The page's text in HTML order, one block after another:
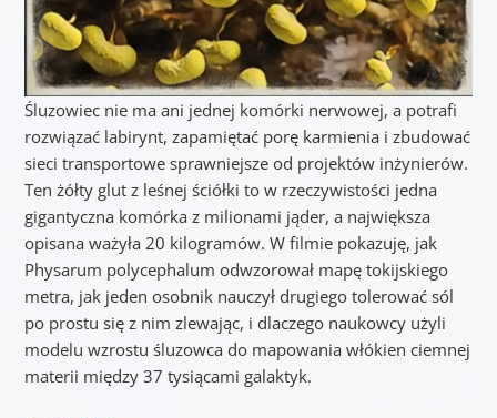
Śluzowiec nie ma ani jednej komórki nerwowej, a potrafi
rozwiązać labirynt, zapamiętać porę karmienia i zbudować
sieci transportowe sprawniejsze od projektów inżynierów.
Ten żółty glut z leśnej ściółki to w rzeczywistości jedna
gigantyczna komórka z milionami jąder, a największa
opisana ważyła 20 kilogramów. W filmie pokazuję, jak
Physarum polycephalum odwzorował mapę tokijskiego
metra, jak jeden osobnik nauczył drugiego tolerować sól
po prostu się z nim zlewając, i dlaczego naukowcy użyli
modelu wzrostu śluzowca do mapowania włókien ciemnej
materii między 37 tysiącami galaktyk.